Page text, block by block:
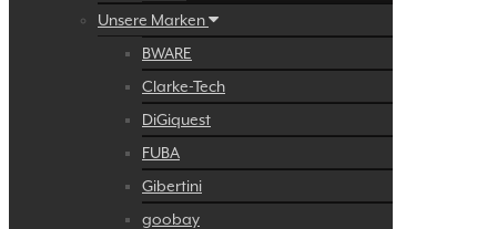
Unsere Marken
BWARE
Clarke-Tech
DiGiquest
FUBA
Gibertini
goobay